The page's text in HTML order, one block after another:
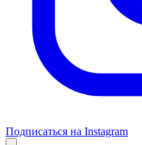
Подписаться на Instagram